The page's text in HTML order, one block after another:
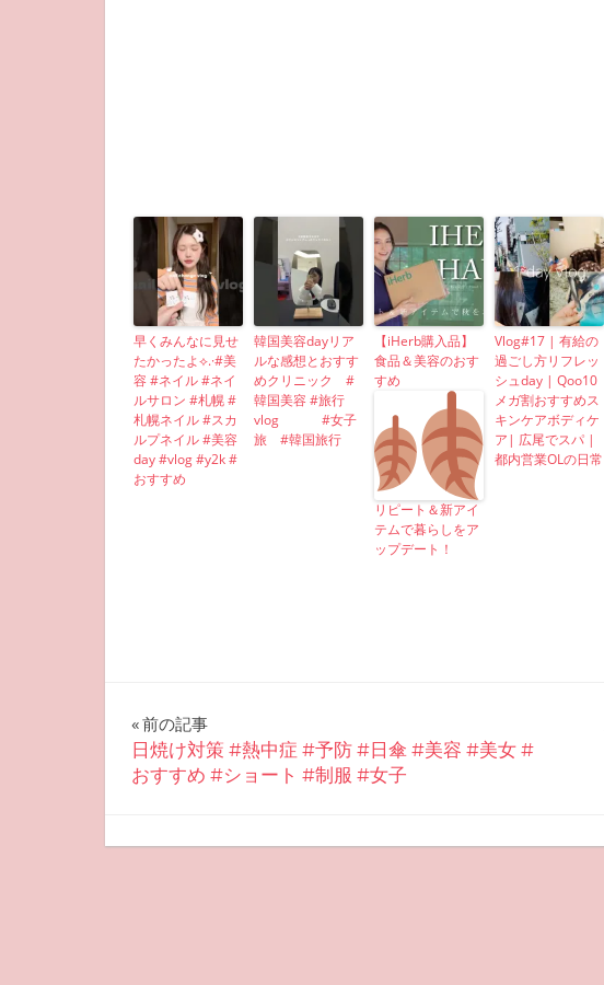
早くみんなに見せ
たかったよ⟡.·#美
容 #ネイル #ネイ
ルサロン #札幌 #
札幌ネイル #スカ
ルプネイル #美容
day #vlog #y2k #
おすすめ
韓国美容dayリア
ルな感想とおすす
めクリニック #
韓国美容 #旅行
vlog #女子
旅 #韓国旅行
【iHerb購入品】
食品＆美容のおす
すめ
リピート＆新アイ
テムで暮らしをア
ップデート！
Vlog#17 | 有給の
過ごし方リフレッ
シュday | Qoo10
メガ割おすすめス
キンケアボディケ
ア| 広尾でスパ |
都内営業OLの日常
投
稿
ビ
前の記事
日焼け対策 #熱中症 #予防 #日傘 #美容 #美女 #
おすすめ #ショート #制服 #女子
2025-08-19
miyu
おすすめ美容